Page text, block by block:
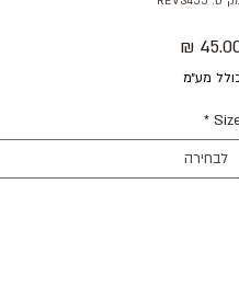
מע״מ
*
לבחירה